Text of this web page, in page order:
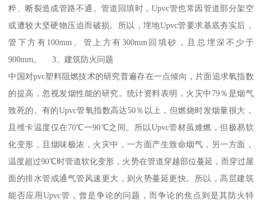
粹、断裂造成管路不通。管道回填时，Upvc管也常因管道部分架空
或遭较大坚硬物压迫而破损。所以，埋地Upvc管要求基底夯实后，
管下方有100mm、管上方有300mm回填砂，且总埋深不少于
900mm。 3、建筑防火问题
中国对pvc塑料阻燃技术的研究普遍存在一点倾向，片面追求氧指数
的提高，忽视发烟性能的研究。统计资料表明，火灾中79％是烟气
致死的。有的Upvc管氧指数高达50％以上，但燃烧时发烟量很大，
且维卡温度仅在70℃一90℃之间。所以Upvc管材虽难燃，但极易软
化变形，且烟味极浓，火灾中，一方面产生致命烟气，另一方面，
温度超过90℃时管道软化变形，火势在管道穿越部位蔓延，而穿过屋
面的排水管或通气管风速更大，则火势蔓延更快。所以，高层建筑
能否应用Upvc管，曾是争论的问题，而争论的焦点则是其防火特